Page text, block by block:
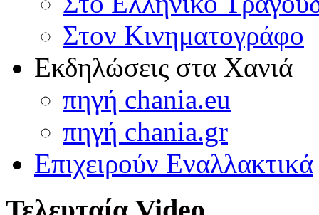
Στον Κινηματογράφο
Εκδηλώσεις στα Χανιά
πηγή chania.eu
πηγή chania.gr
Επιχειρούν Εναλλακτικά